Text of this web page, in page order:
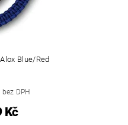
Blue/Red
DPH
Kč